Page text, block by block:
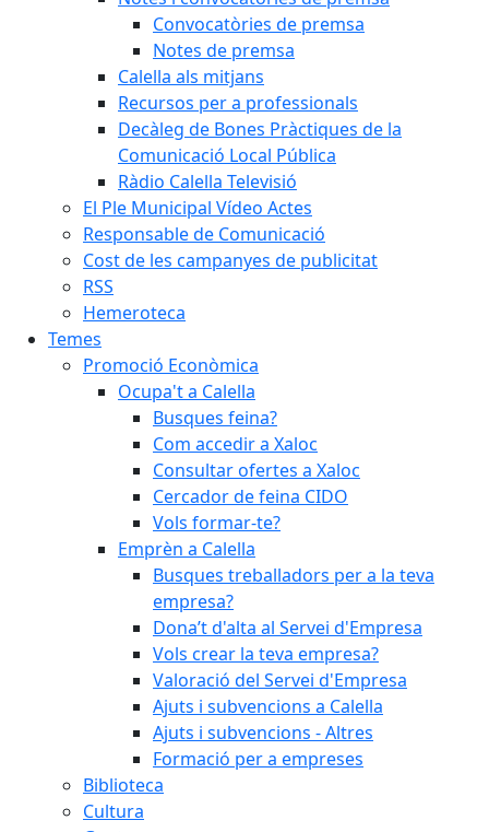
Convocatòries de premsa
Notes de premsa
Calella als mitjans
Recursos per a professionals
Decàleg de Bones Pràctiques de la
Comunicació Local Pública
Ràdio Calella Televisió
El Ple Municipal Vídeo Actes
Responsable de Comunicació
Cost de les campanyes de publicitat
RSS
Hemeroteca
Temes
Promoció Econòmica
Ocupa't a Calella
Busques feina?
Com accedir a Xaloc
Consultar ofertes a Xaloc
Cercador de feina CIDO
Vols formar-te?
Emprèn a Calella
Busques treballadors per a la teva
empresa?
Dona’t d'alta al Servei d'Empresa
Vols crear la teva empresa?
Valoració del Servei d'Empresa
Ajuts i subvencions a Calella
Ajuts i subvencions - Altres
Formació per a empreses
Biblioteca
Cultura